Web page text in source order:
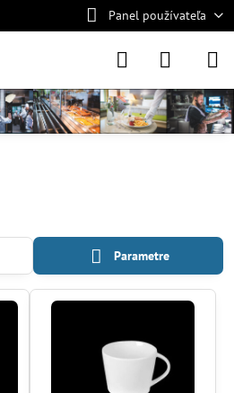
Panel používateľa
Parametre